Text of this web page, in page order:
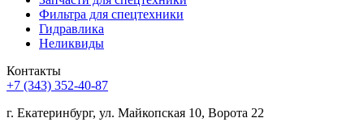
Фильтра для спецтехники
Гидравлика
Неликвиды
Контакты
+7 (343) 352-40-87
г. Екатеринбург, ул. Майкопская 10, Ворота 22